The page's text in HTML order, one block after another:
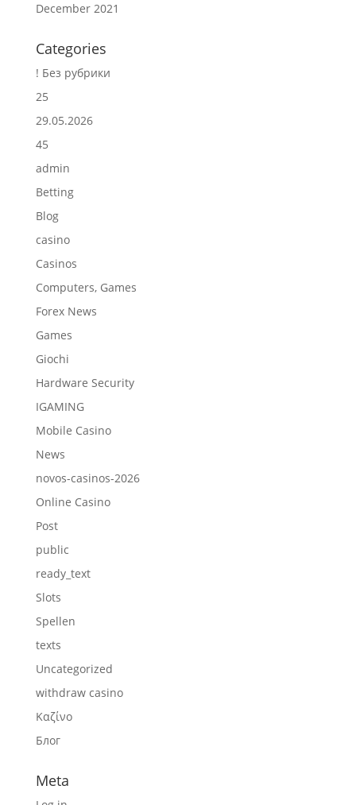
December 2021
Categories
! Без рубрики
25
29.05.2026
45
admin
Betting
Blog
casino
Casinos
Computers, Games
Forex News
Games
Giochi
Hardware Security
IGAMING
Mobile Casino
News
novos-casinos-2026
Online Casino
Post
public
ready_text
Slots
Spellen
texts
Uncategorized
withdraw casino
Καζίνο
Блог
Meta